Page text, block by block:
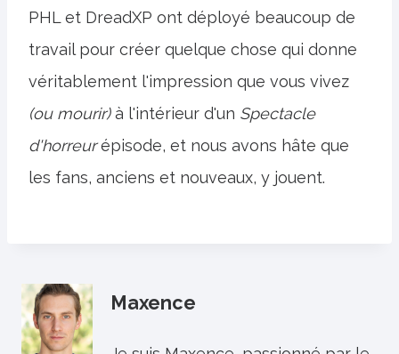
PHL et DreadXP ont déployé beaucoup de
travail pour créer quelque chose qui donne
véritablement l'impression que vous vivez
(ou mourir)à l'intérieur d'un Spectacle
d'horreurépisode, et nous avons hâte que
les fans, anciens et nouveaux, y jouent.
Maxence